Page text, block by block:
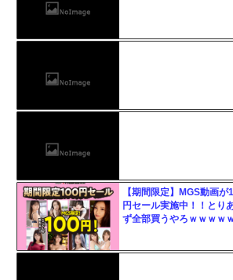
【期間限定】MGS動画が
円セール実施中！！とり
ず全部買うやろｗｗｗｗ